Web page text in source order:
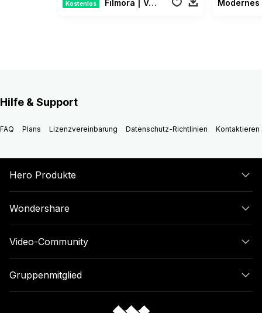
Kostenlos Filmora | Vermächtnis Paket
Hilfe & Support
FAQ Plans Lizenzvereinbarung Datenschutz-Richtlinien Kontaktieren
Hero Produkte
Wondershare
Video-Community
Gruppenmitglied